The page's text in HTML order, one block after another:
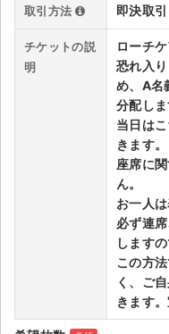
音楽情報
取引方法 即決取引
チケットの説
明
ローチ
恐れ入
め、A名
分配しま
当日は
きます。
座席に
ん。
お一人
必ず連
します
この方
く、ご
きます